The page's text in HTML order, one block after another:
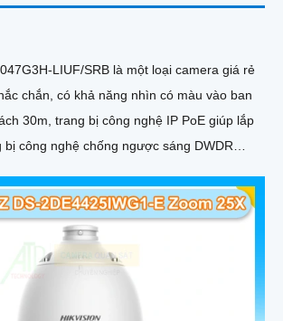
LIUF/SRB là một loại camera giá rẻ
chắn, có khả năng nhìn có màu vào ban
30m, trang bị công nghệ IP PoE giúp lắp
bị công nghệ chống ngược sáng DWDR